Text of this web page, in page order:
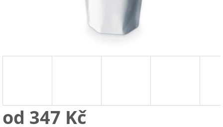
od 347 Kč